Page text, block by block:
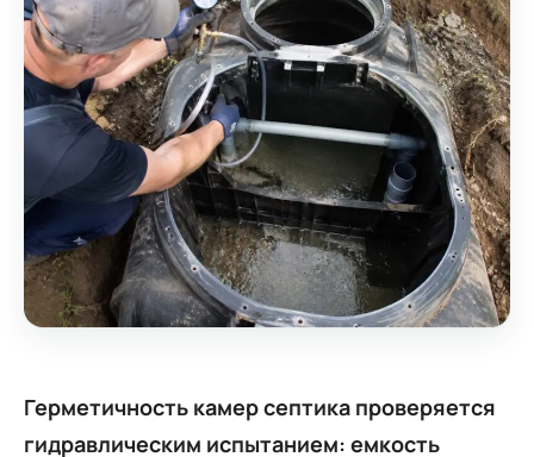
Герметичность камер септика проверяется
гидравлическим испытанием: емкость